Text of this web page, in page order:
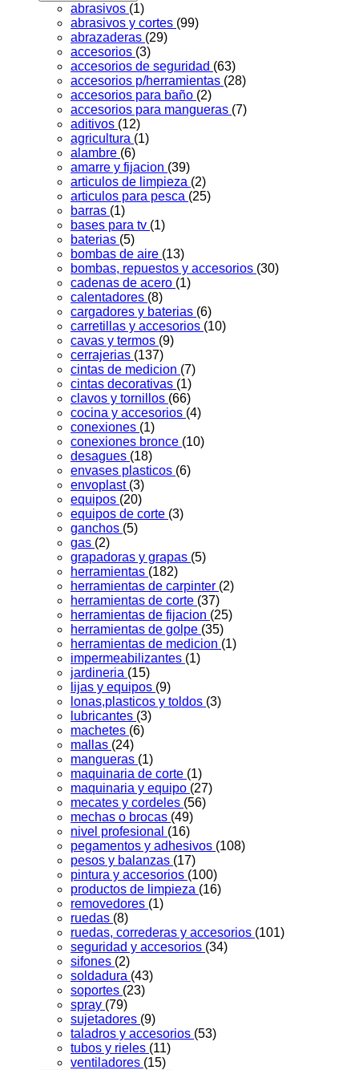
abrasivos (1)
abrasivos y cortes (99)
abrazaderas (29)
accesorios (3)
accesorios de seguridad (63)
accesorios p/herramientas (28)
accesorios para baño (2)
accesorios para mangueras (7)
aditivos (12)
agricultura (1)
alambre (6)
amarre y fijacion (39)
articulos de limpieza (2)
articulos para pesca (25)
barras (1)
bases para tv (1)
baterias (5)
bombas de aire (13)
bombas, repuestos y accesorios (30)
cadenas de acero (1)
calentadores (8)
cargadores y baterias (6)
carretillas y accesorios (10)
cavas y termos (9)
cerrajerias (137)
cintas de medicion (7)
cintas decorativas (1)
clavos y tornillos (66)
cocina y accesorios (4)
conexiones (1)
conexiones bronce (10)
desagues (18)
envases plasticos (6)
envoplast (3)
equipos (20)
equipos de corte (3)
ganchos (5)
gas (2)
grapadoras y grapas (5)
herramientas (182)
herramientas de carpinter (2)
herramientas de corte (37)
herramientas de fijacion (25)
herramientas de golpe (35)
herramientas de medicion (1)
impermeabilizantes (1)
jardineria (15)
lijas y equipos (9)
lonas,plasticos y toldos (3)
lubricantes (3)
machetes (6)
mallas (24)
mangueras (1)
maquinaria de corte (1)
maquinaria y equipo (27)
mecates y cordeles (56)
mechas o brocas (49)
nivel profesional (16)
pegamentos y adhesivos (108)
pesos y balanzas (17)
pintura y accesorios (100)
productos de limpieza (16)
removedores (1)
ruedas (8)
ruedas, correderas y accesorios (101)
seguridad y accesorios (34)
sifones (2)
soldadura (43)
soportes (23)
spray (79)
sujetadores (9)
taladros y accesorios (53)
tubos y rieles (11)
ventiladores (15)